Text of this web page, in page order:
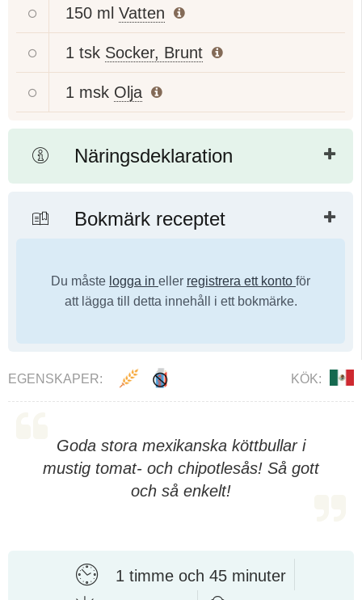
150 ml Vatten
1 tsk Socker, Brunt
1 msk Olja
Näringsdeklaration
Bokmärk receptet
Du måste logga in eller registrera ett konto för
att lägga till detta innehåll i ett bokmärke.
EGENSKAPER: KÖK:
Goda stora mexikanska köttbullar i
mustig tomat- och chipotlesås! Så gott
och så enkelt!
1 timme och 45 minuter